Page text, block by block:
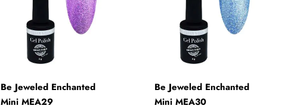
Be Jeweled Enchanted
Mini MEA29
Be Jeweled Enchanted
Mini MEA30